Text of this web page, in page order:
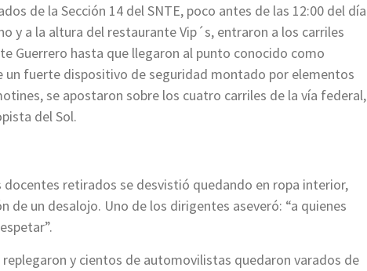
de la Sección 14 del SNTE, poco antes de las 12:00 del día
y a la altura del restaurante Vip´s, entraron a los carriles
Guerrero hasta que llegaron al punto conocido como
un fuerte dispositivo de seguridad montado por elementos
se apostaron sobre los cuatro carriles de la vía federal,
del Sol.
retirados se desvistió quedando en ropa interior,
un desalojo. Uno de los dirigentes aseveró: “a quienes
y cientos de automovilistas quedaron varados de